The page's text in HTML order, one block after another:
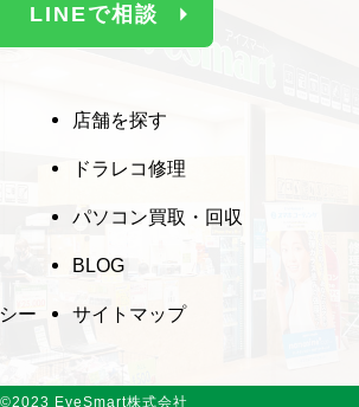
LINEで相談
店舗を探す
ドラレコ修理
パソコン買取・回収
BLOG
ー サイトマップ
©2023 EyeSmart株式会社
詳しくはLINEからお問い合わせ